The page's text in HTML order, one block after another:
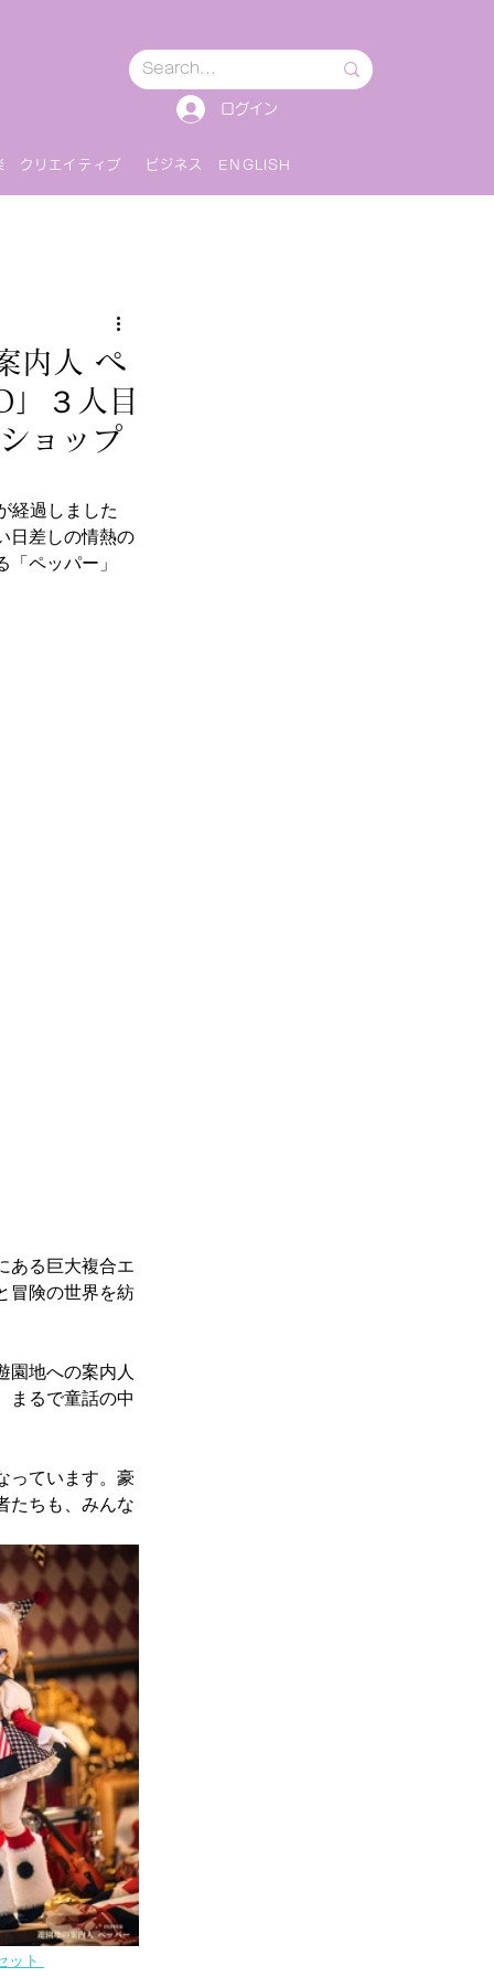
ログイン
クリエイティブ ビジネス ENGLISH
内人 ペ
」３人目
ョップ
経過しました
日差しの情熱の
ペッパー」
ある巨大複合エ
冒険の世界を紡
園地への案内人
まるで童話の中
っています。豪
たちも、みんな
ット